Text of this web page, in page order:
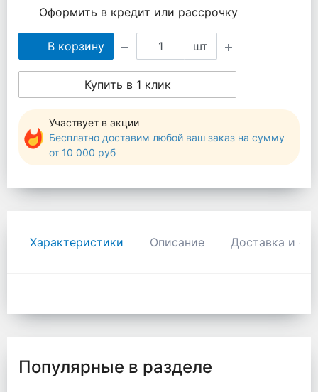
Оформить в кредит или рассрочку
В корзину шт
Купить в 1 клик
Участвует в акции
Бесплатно доставим любой ваш заказ на сумму
от 10 000 руб
Характеристики Описание Доставка и
Популярные в разделе